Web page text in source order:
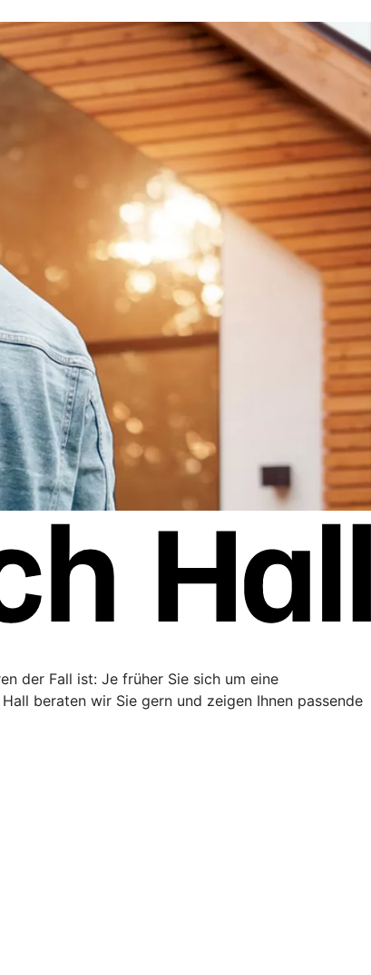
der Fall ist: Je früher Sie sich um eine
beraten wir Sie gern und zeigen Ihnen passende